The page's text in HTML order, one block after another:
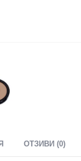
ОТЗИВИ (0)